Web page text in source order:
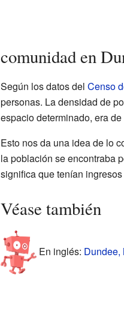
comunidad en
Según los datos del Censo
personas. La densidad de
espacio determinado, era
Esto nos da una idea de lo
la población se encontraba
significa que tenían
Véase también
En inglés: Dundee,